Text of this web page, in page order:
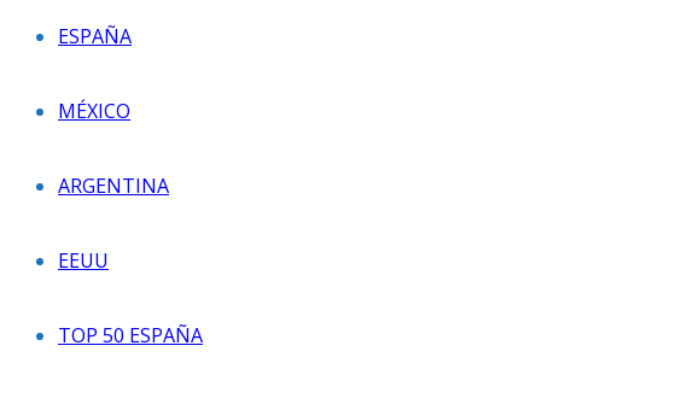
ESPAÑA
MÉXICO
ARGENTINA
EEUU
TOP 50 ESPAÑA